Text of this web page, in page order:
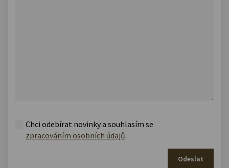
Chci odebírat novinky a souhlasím se
zpracováním osobních údajů.
Odeslat